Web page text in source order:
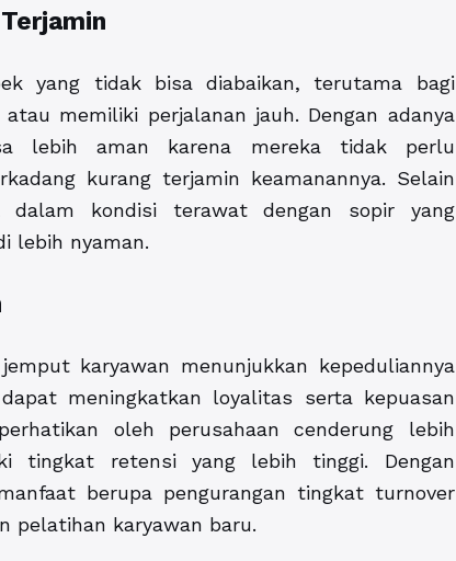
yang tidak bisa diabaikan, terutama bagi
memiliki perjalanan jauh. Dengan adanya
lebih aman karena mereka tidak perlu
kurang terjamin keamanannya. Selain
dalam kondisi terawat dengan sopir yang
lebih nyaman.
karyawan menunjukkan kepeduliannya
meningkatkan loyalitas serta kepuasan
oleh perusahaan cenderung lebih
tingkat retensi yang lebih tinggi. Dengan
berupa pengurangan tingkat turnover
pelatihan karyawan baru.